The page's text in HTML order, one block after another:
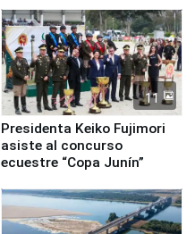
11
Presidenta Keiko Fujimori
asiste al concurso
ecuestre “Copa Junín”